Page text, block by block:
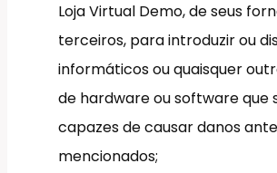
Loja Virtual Demo, de seus
terceiros, para introduzir ou
informáticos ou quaisquer
de hardware ou software que
capazes de causar danos
mencionados;